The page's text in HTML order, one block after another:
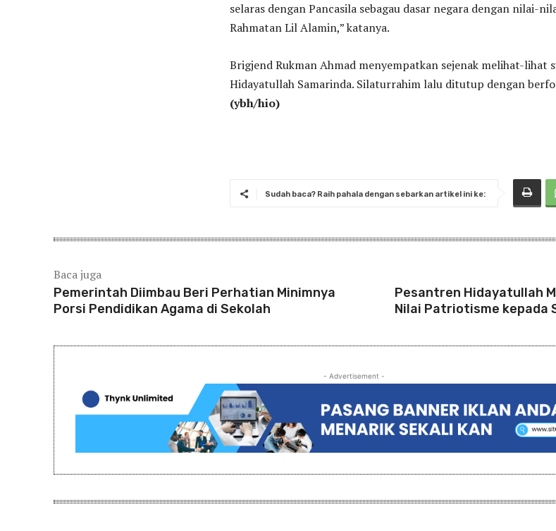
selaras dengan Pancasila sebagau dasar negara dengan nilai-
Rahmatan Lil Alamin,” katanya.
Brigjend Rukman Ahmad menyempatkan sejenak melihat-lihat
Hidayatullah Samarinda. Silaturrahim lalu ditutup dengan
(ybh/hio)
Sudah baca? Raih pahala dengan sebarkan artikel ini ke:
Baca juga
Pemerintah Diimbau Beri Perhatian Minimnya
Porsi Pendidikan Agama di Sekolah
Pesantren Hidayatullah
Nilai Patriotisme kepada
- Advertisement -